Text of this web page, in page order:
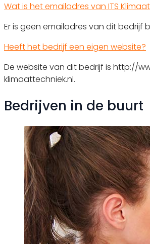
Wat is het emailadres van ITS
Er is geen emailadres van dit bedrijf
Heeft het bedrijf een eigen website?
De website van dit bedrijf is http://
klimaattechniek.nl.
Bedrijven in de buurt